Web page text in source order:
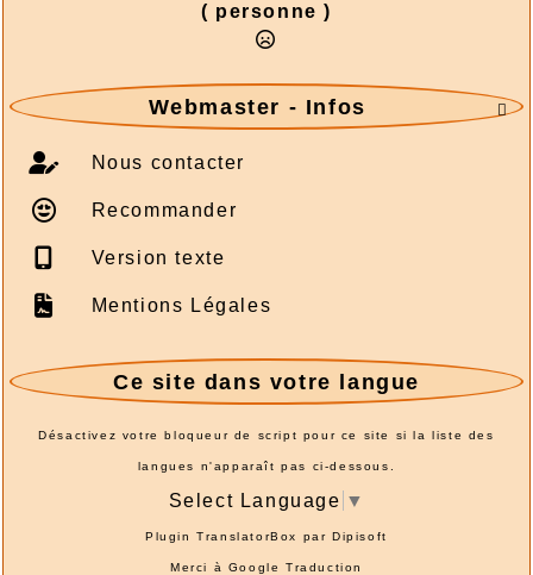
( personne )

Webmaster - Infos
Nous contacter
Recommander
Version texte
Mentions Légales
Ce site dans votre langue
Désactivez votre bloqueur de script pour ce site si la liste des
langues n'apparaît pas ci-dessous.
Select Language ▼
Plugin TranslatorBox parDipisoft
Merci à Google Traduction